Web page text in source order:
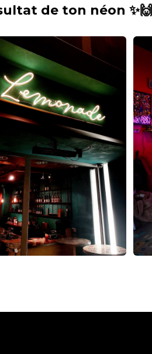
de ton néon ✨🙌